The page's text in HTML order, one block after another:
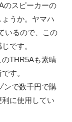
のスピーカーの
うか。ヤマハ
いるので、この
です。
THR5Aも素晴
す。
ンで数千円で購
に使用してい